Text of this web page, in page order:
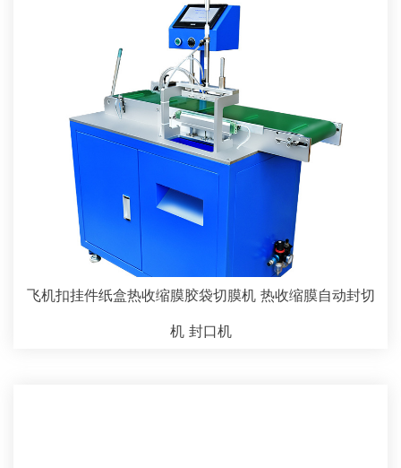
飞机扣挂件纸盒热收缩膜胶袋切膜机 热收缩膜自动封切
机 封口机